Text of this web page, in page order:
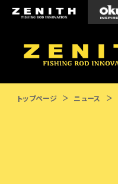
トップページ ニュース